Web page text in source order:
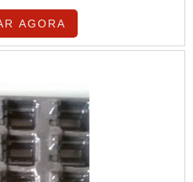
AGORA